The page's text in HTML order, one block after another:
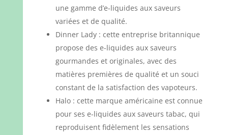
une gamme d’e-liquides aux saveurs
variées et de qualité.
Dinner Lady : cette entreprise britannique
propose des e-liquides aux saveurs
gourmandes et originales, avec des
matières premières de qualité et un souci
constant de la satisfaction des vapoteurs.
Halo : cette marque américaine est connue
pour ses e-liquides aux saveurs tabac, qui
reproduisent fidèlement les sensations